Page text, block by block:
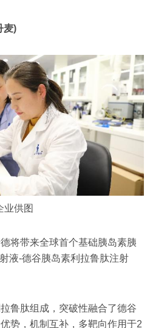
麦)
业供图
将带来全球首个基础胰岛素胰
液-德谷胰岛素利拉鲁肽注射
鲁肽组成，突破性融合了德谷
势，机制互补，多靶向作用于2